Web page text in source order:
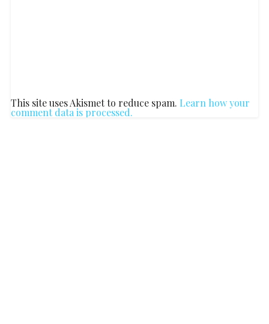
This site uses Akismet to reduce spam. Learn how your
comment data is processed.